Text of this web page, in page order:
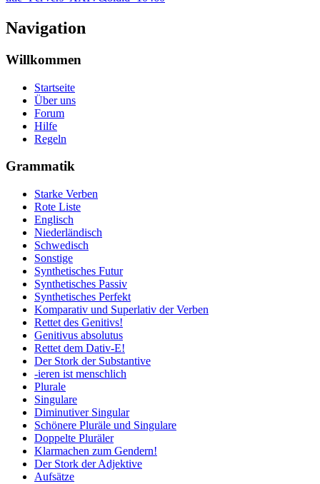
Navigation
Willkommen
Startseite
Über uns
Forum
Hilfe
Regeln
Grammatik
Starke Verben
Rote Liste
Englisch
Niederländisch
Schwedisch
Sonstige
Synthetisches Futur
Synthetisches Passiv
Synthetisches Perfekt
Komparativ und Superlativ der Verben
Rettet des Genitivs!
Genitivus absolutus
Rettet dem Dativ-E!
Der Stork der Substantive
-ieren ist menschlich
Plurale
Singulare
Diminutiver Singular
Schönere Pluräle und Singulare
Doppelte Pluräler
Klarmachen zum Gendern!
Der Stork der Adjektive
Aufsätze